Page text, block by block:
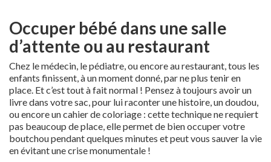
Occuper bébé dans une salle
d’attente ou au restaurant
Chez le médecin, le pédiatre, ou encore au restaurant, tous les
enfants finissent, à un moment donné, par ne plus tenir en
place. Et c’est tout à fait normal ! Pensez à toujours avoir un
livre dans votre sac, pour lui raconter une histoire, un doudou,
ou encore un cahier de coloriage : cette technique ne requiert
pas beaucoup de place, elle permet de bien occuper votre
boutchou pendant quelques minutes et peut vous sauver la vie
en évitant une crise monumentale !